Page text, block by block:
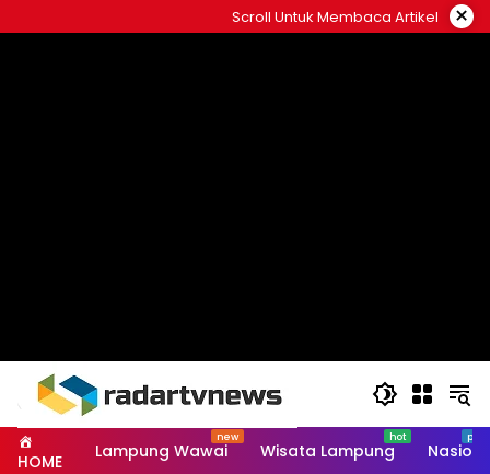
to
Scroll Untuk Membaca Artikel ×
HOME Lampung Wawai Wisata Lampung